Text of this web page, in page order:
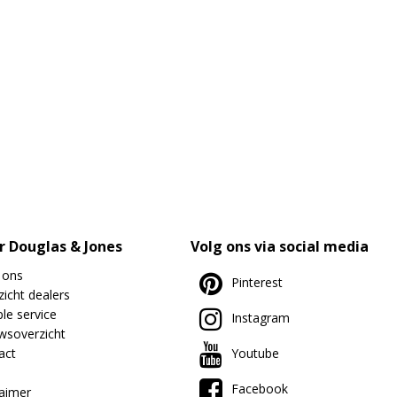
Douglas & Jones
dealers
service
Volg ons via social media
Pinterest
Instagram
Youtube
Facebook